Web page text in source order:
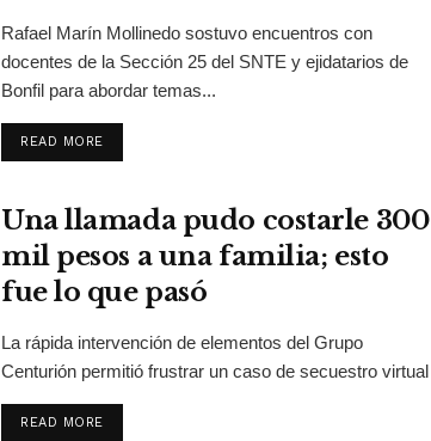
Rafael Marín Mollinedo sostuvo encuentros con
docentes de la Sección 25 del SNTE y ejidatarios de
Bonfil para abordar temas...
READ MOREDETAILS
Una llamada pudo costarle 300
mil pesos a una familia; esto
fue lo que pasó
La rápida intervención de elementos del Grupo
Centurión permitió frustrar un caso de secuestro virtual
READ MOREDETAILS